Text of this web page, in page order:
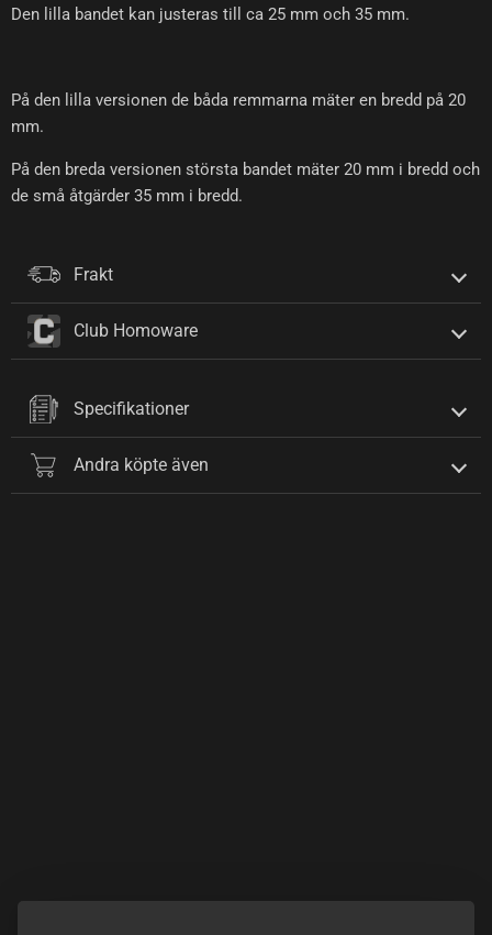
Den lilla bandet kan justeras till ca 25 mm och 35 mm.
På den lilla versionen de båda remmarna mäter en bredd på 20
mm.
På den breda versionen största bandet mäter 20 mm i bredd och
de små åtgärder 35 mm i bredd.
Frakt
Club Homoware
Specifikationer
Andra köpte även